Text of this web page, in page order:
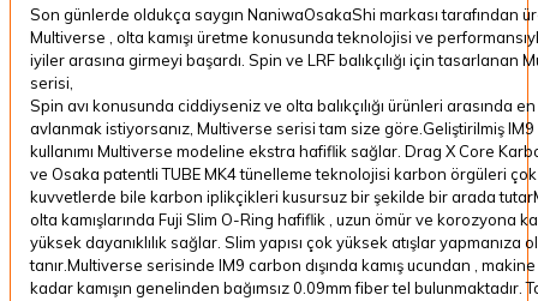
Son günlerde oldukça saygın NaniwaOsakaShi markası tarafından
Multiverse , olta kamışı üretme konusunda teknolojisi ve
iyiler arasına girmeyi başardı. Spin ve LRF balıkçılığı için tasarlanan
serisi,
Spin avı konusunda ciddiyseniz ve olta balıkçılığı ürünleri arasında
avlanmak istiyorsanız, Multiverse serisi tam size göre.Geliştirilmiş
kullanımı Multiverse modeline ekstra hafiflik sağlar. Drag X Core
ve Osaka patentli TUBE MK4 tünelleme teknolojisi karbon örgüleri
kuvvetlerde bile karbon iplikçikleri kusursuz bir şekilde bir arada
olta kamışlarında Fuji Slim O-Ring hafiflik , uzun ömür ve korozyona
yüksek dayanıklılık sağlar. Slim yapısı çok yüksek atışlar yapmanıza
tanır.Multiverse serisinde IM9 carbon dışında kamış ucundan ,
kadar kamışın genelinden bağımsız 0.09mm fiber tel bulunmaktadır.